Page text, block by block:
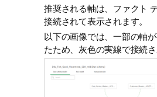
推奨される軸は、ファクト
接続されて表示されます。
以下の画像では、一部の軸
たため、灰色の実線で接続さ